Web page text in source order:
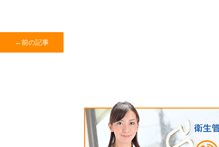
←前の記事